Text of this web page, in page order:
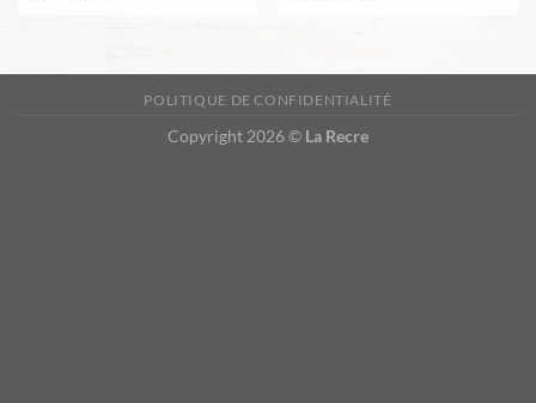
POLITIQUE DE CONFIDENTIALITÉ
Copyright 2026 © La Recre